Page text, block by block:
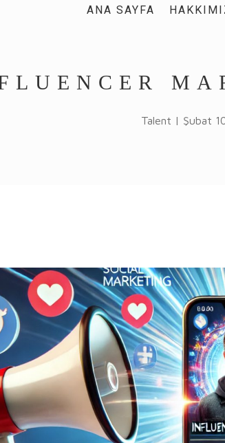
ANA SAYFA
Talent | Şubat